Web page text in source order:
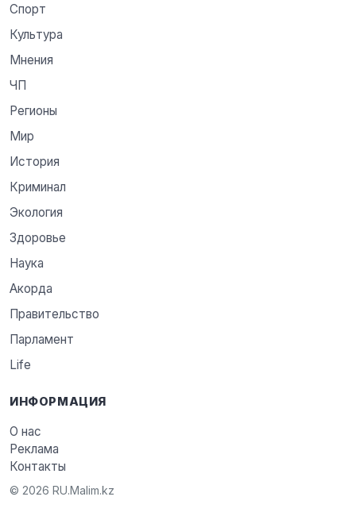
Спорт
Культура
Мнения
ЧП
Регионы
Мир
История
Криминал
Экология
Здоровье
Наука
Акорда
Правительство
Парламент
Life
ИНФОРМАЦИЯ
О нас
Реклама
Контакты
© 2026 RU.Malim.kz